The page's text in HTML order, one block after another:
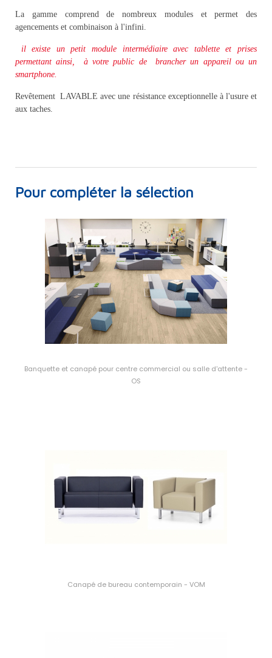
La gamme comprend de nombreux modules et permet des
agencements et combinaison à l'infini.
il existe un petit module intermédiaire avec tablette et prises
permettant ainsi, à votre public de brancher un appareil ou un
smartphone.
Revêtement LAVABLE avec une résistance exceptionnelle à l'usure et
aux taches.
Pour compléter la sélection
Banquette et canapé pour centre commercial ou salle d'attente -
OS
Canapé de bureau contemporain - VOM